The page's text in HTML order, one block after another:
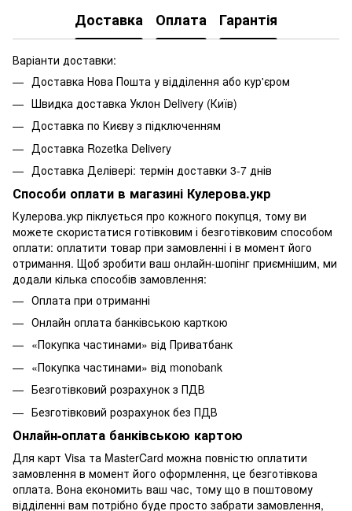
Доставка Оплата Гарантія
Варіанти доставки:
Доставка Нова Пошта у відділення або кур'єром
Швидка доставка Уклон Delivery (Київ)
Доставка по Києву з підключенням
Доставка Rozetka Delivery
Доставка Делівері: термін доставки 3-7 днів
Способи оплати в магазині Кулерова.укр
Кулерова.укр піклується про кожного покупця, тому ви
можете скористатися готівковим і безготівковим способом
оплати: оплатити товар при замовленні і в момент його
отримання. Щоб зробити ваш онлайн-шопінг приємнішим, ми
додали кілька способів замовлення:
Оплата при отриманні
Онлайн оплата банківською карткою
«Покупка частинами» від Приватбанк
«Покупка частинами» від monobank
Безготівковий розрахунок з ПДВ
Безготівковий розрахунок без ПДВ
Онлайн-оплата банківською картою
Для карт Visa та MasterCard можна повністю оплатити
замовлення в момент його оформлення, це безготівкова
оплата. Вона економить ваш час, тому що в поштовому
відділенні вам потрібно буде просто забрати замовлення,